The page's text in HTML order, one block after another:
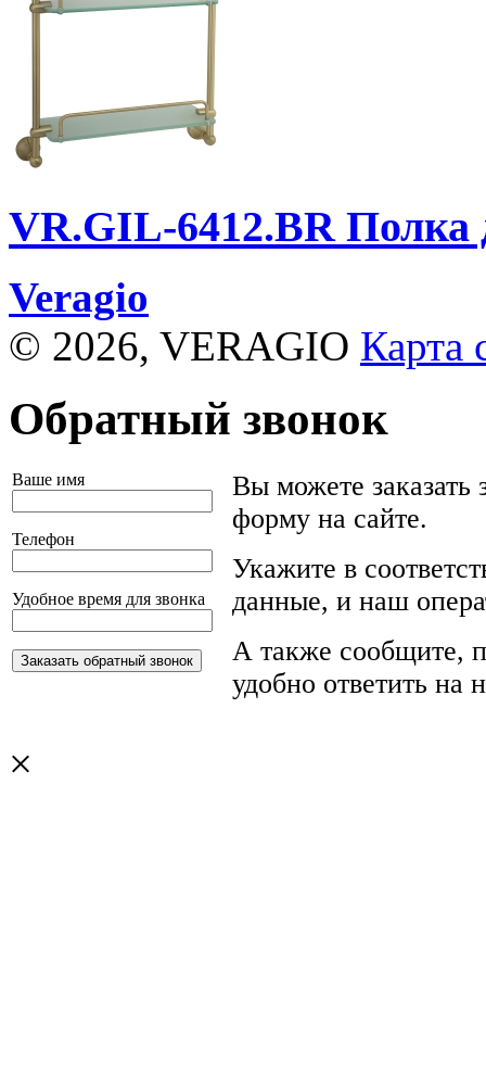
VR.GIL-6412.BRПолка
Veragio
© 2026, VERAGIO Карта
Обратный звонок
Ваше имя
Телефон
Удобное время для звонка
Вы можете заказать
форму на сайте.
Укажите в
данные, и наш
А также сообщите,
удобно ответить на
×